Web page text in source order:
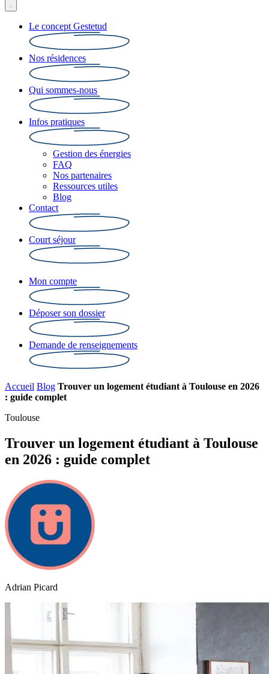
Le concept Gestetud
Nos résidences
Qui sommes-nous
Infos pratiques
Gestion des énergies
FAQ
Nos partenaires
Ressources utiles
Blog
Contact
Court séjour
Mon compte
Déposer son dossier
Demande de renseignements
Accueil Blog Trouver un logement étudiant à Toulouse en 2026
: guide complet
Toulouse
Trouver un logement étudiant à Toulouse
en 2026 : guide complet
Adrian Picard